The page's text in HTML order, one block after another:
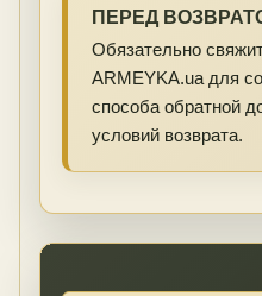
ПЕРЕД
Обязательно
ARMEYKA.ua для
способа обратной
условий возврата.